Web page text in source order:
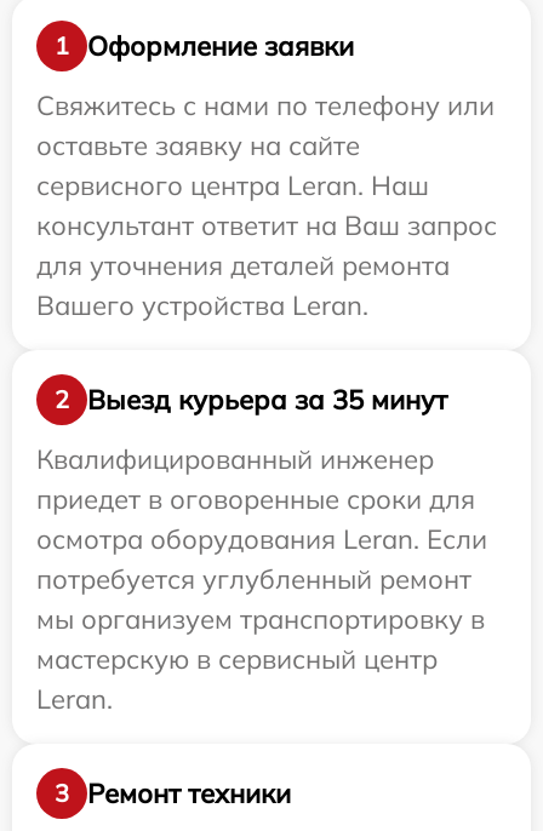
1
Оформление заявки
Свяжитесь с нами по телефону или
оставьте заявку на сайте
сервисного центра Leran. Наш
консультант ответит на Ваш запрос
для уточнения деталей ремонта
Вашего устройства Leran.
2
Выезд курьера за 35 минут
Квалифицированный инженер
приедет в оговоренные сроки для
осмотра оборудования Leran. Если
потребуется углубленный ремонт
мы организуем транспортировку в
мастерскую в сервисный центр
Leran.
3 Ремонт техники